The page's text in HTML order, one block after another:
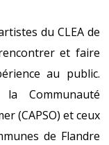
du CLEA de
et faire
au public.
Communauté
(CAPSO) et ceux
de Flandre